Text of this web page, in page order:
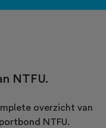
NTFU.
overzicht van
NTFU.